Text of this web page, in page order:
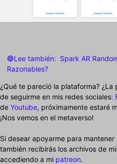
🔵Lee también: Spark AR
Razonables?
¿Qué te pareció la plataforma?
de seguirme en mis redes sociales:
de Youtube, próximamente estaré
¡Nos vemos en el metaverso!
Si desear apoyarme para
también recibirás los archivos de
accediendo a mi patreon.